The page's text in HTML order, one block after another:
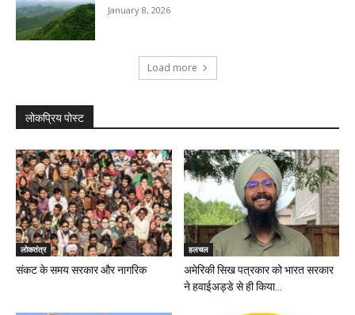
January 8, 2026
Load more
लोकप्रिय पोस्ट
लोकतंत्र
संकट के समय सरकार और नागरिक
हलचल
अमेरिकी सिख पत्रकार को भारत सरकार
ने हवाईअड्डे से ही किया...